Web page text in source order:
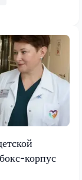
корпус